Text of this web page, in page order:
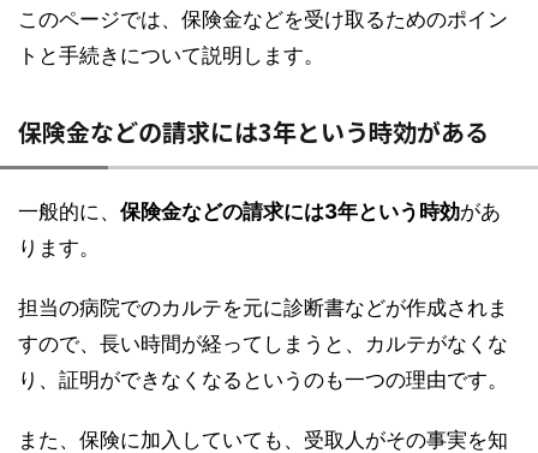
このページでは、保険金などを受け取るためのポイン
トと手続きについて説明します。
保険金などの請求には3年という時効がある
一般的に、 保険金などの請求には3年という時効があ
ります。
担当の病院でのカルテを元に診断書などが作成されま
すので、長い時間が経ってしまうと、カルテがなくな
り、証明ができなくなるというのも一つの理由です。
また、保険に加入していても、受取人がその事実を知